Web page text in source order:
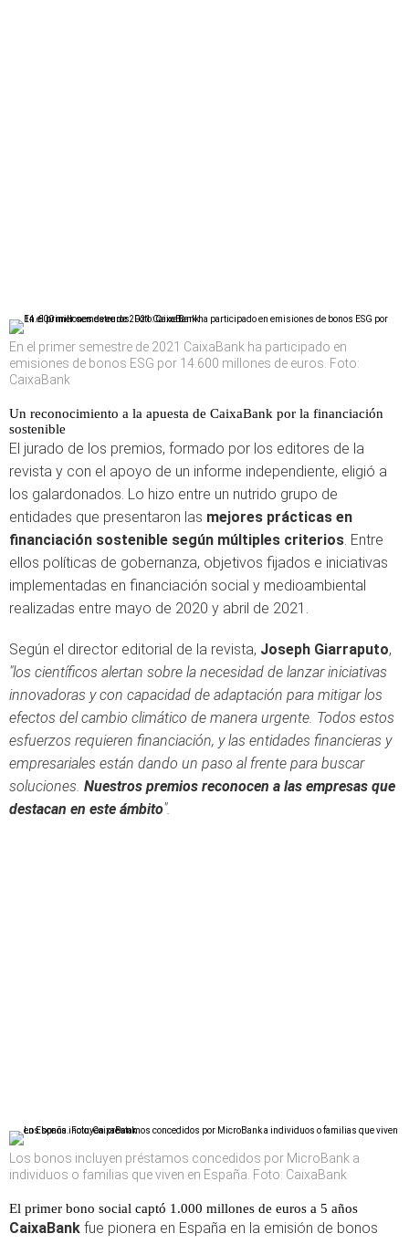
En el primer semestre de 2021 CaixaBank ha participado en
emisiones de bonos ESG por 14.600 millones de euros. Foto:
CaixaBank
Un reconocimiento a la apuesta de CaixaBank por la financiación
sostenible
El jurado de los premios, formado por los editores de la
revista y con el apoyo de un informe independiente, eligió a
los galardonados. Lo hizo entre un nutrido grupo de
entidades que presentaron las mejores prácticas en
financiación sostenible según múltiples criterios. Entre
ellos políticas de gobernanza, objetivos fijados e iniciativas
implementadas en financiación social y medioambiental
realizadas entre mayo de 2020 y abril de 2021.
Según el director editorial de la revista, Joseph Giarraputo,
"los científicos alertan sobre la necesidad de lanzar iniciativas
innovadoras y con capacidad de adaptación para mitigar los
efectos del cambio climático de manera urgente. Todos estos
esfuerzos requieren financiación, y las entidades financieras y
empresariales están dando un paso al frente para buscar
soluciones. Nuestros premios reconocen a las empresas que
destacan en este ámbito".
Los bonos incluyen préstamos concedidos por MicroBank a
individuos o familias que viven en España. Foto: CaixaBank
El primer bono social captó 1.000 millones de euros a 5 años
CaixaBank fue pionera en España en la emisión de bonos